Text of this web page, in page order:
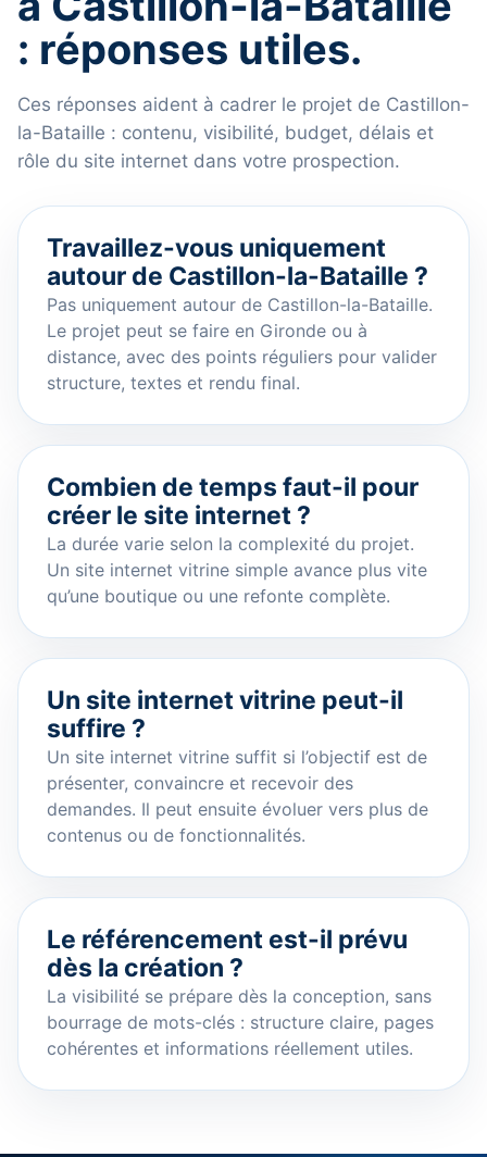
: réponses utiles.
Ces réponses aident à cadrer le projet de Castillon-
la-Bataille : contenu, visibilité, budget, délais et
rôle du site internet dans votre prospection.
Travaillez-vous uniquement
autour de Castillon-la-Bataille ?
Pas uniquement autour de Castillon-la-Bataille.
Le projet peut se faire en Gironde ou à
distance, avec des points réguliers pour valider
structure, textes et rendu final.
Combien de temps faut-il pour
créer le site internet ?
La durée varie selon la complexité du projet.
Un site internet vitrine simple avance plus vite
qu’une boutique ou une refonte complète.
Un site internet vitrine peut-il
suffire ?
Un site internet vitrine suffit si l’objectif est de
présenter, convaincre et recevoir des
demandes. Il peut ensuite évoluer vers plus de
contenus ou de fonctionnalités.
Le référencement est-il prévu
dès la création ?
La visibilité se prépare dès la conception, sans
bourrage de mots-clés : structure claire, pages
cohérentes et informations réellement utiles.